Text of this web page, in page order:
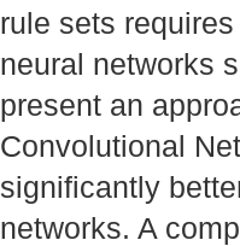
rule sets
neural networks
present an
Convolutional
significantly
networks. A